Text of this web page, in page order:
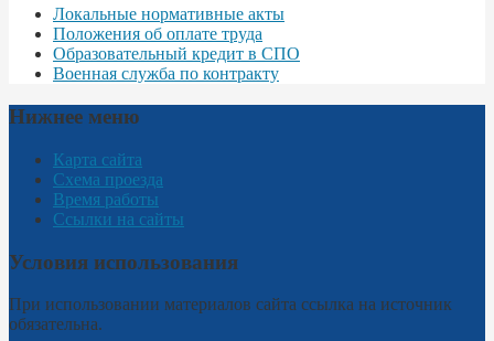
Локальные нормативные акты
Положения об оплате труда
Образовательный кредит в СПО
Военная служба по контракту
Нижнее меню
Карта сайта
Схема проезда
Время работы
Ссылки на сайты
Условия использования
При использовании материалов сайта ссылка на источник
обязательна.